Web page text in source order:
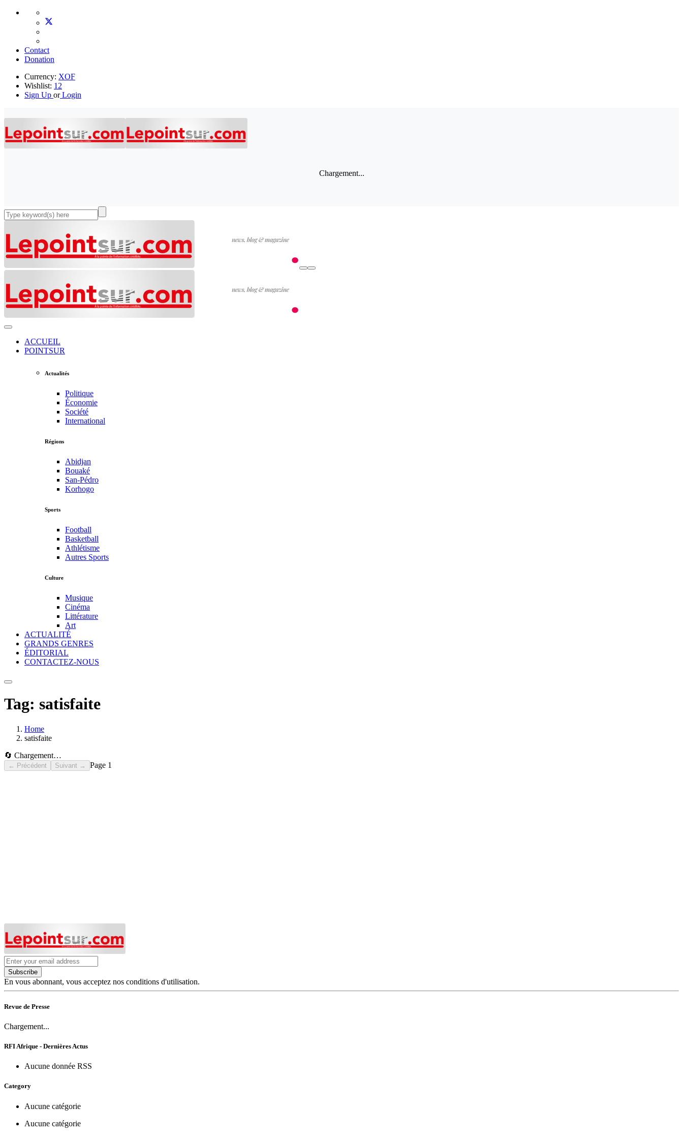
Contact
Donation
Currency: XOF
Wishlist: 12
Sign Up orLogin
Chargement...
ACCUEIL
POINTSUR
Actualités
Politique
Économie
Société
International
Régions
Abidjan
Bouaké
San-Pédro
Korhogo
Sports
Football
Basketball
Athlétisme
Autres Sports
Culture
Musique
Cinéma
Littérature
Art
ACTUALITÉ
GRANDS GENRES
ÉDITORIAL
CONTACTEZ-NOUS
Tag: satisfaite
Home
satisfaite
🔄 Chargement…
← Précédent Suivant → Page 1
Subscribe
En vous abonnant, vous acceptez nos conditions d'utilisation.
Revue de Presse
Chargement...
RFI Afrique - Dernières Actus
Aucune donnée RSS
Category
Aucune catégorie
Aucune catégorie